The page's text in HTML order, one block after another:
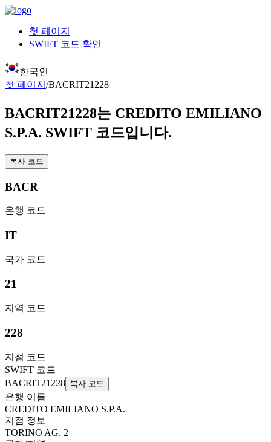
첫 페이지
SWIFT 코드 확인
한국인
첫 페이지 /BACRIT21228
BACRIT21228는 CREDITO EMILIANO
S.P.A. SWIFT 코드입니다.
복사 코드
BACR
은행 코드
IT
국가 코드
21
지역 코드
228
지점 코드
SWIFT 코드
BACRIT21228 복사 코드
은행 이름
CREDITO EMILIANO S.P.A.
지점 정보
TORINO AG. 2